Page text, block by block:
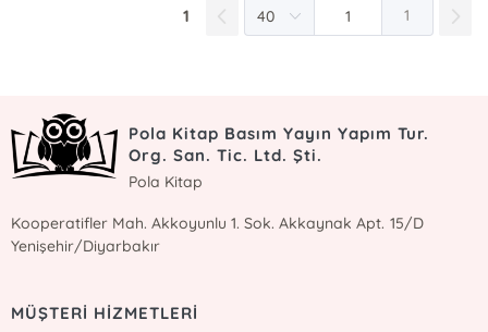
1 1
Pola Kitap Basım Yayın Yapım Tur.
Org. San. Tic. Ltd. Şti.
Pola Kitap
Kooperatifler Mah. Akkoyunlu 1. Sok. Akkaynak Apt. 15/D
Yenişehir/Diyarbakır
MÜŞTERİ HİZMETLERİ